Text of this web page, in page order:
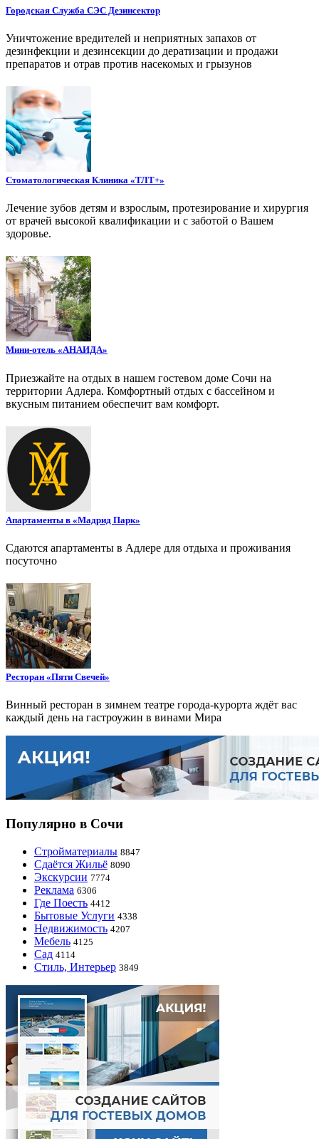
Городская Служба СЭС Дезинсектор
Уничтожение вредителей и неприятных запахов от
дезинфекции и дезинсекции до дератизации и продажи
препаратов и отрав против насекомых и грызунов
Стоматологическая Клиника «ТЛТ+»
Лечение зубов детям и взрослым, протезирование и хирургия
от врачей высокой квалификации и с заботой о Вашем
здоровье.
Мини-отель «АНАИДА»
Приезжайте на отдых в нашем гостевом доме Сочи на
территории Адлера. Комфортный отдых с бассейном и
вкусным питанием обеспечит вам комфорт.
Апартаменты в «Мадрид Парк»
Сдаются апартаменты в Адлере для отдыха и проживания
посуточно
Ресторан «Пяти Свечей»
Винный ресторан в зимнем театре города-курорта ждёт вас
каждый день на гастроужин в винами Мира
Популярно в Сочи
Стройматериалы 8847
Сдаётся Жильё 8090
Экскурсии 7774
Реклама 6306
Где Поесть 4412
Бытовые Услуги 4338
Недвижимость 4207
Мебель 4125
Сад 4114
Стиль, Интерьер 3849